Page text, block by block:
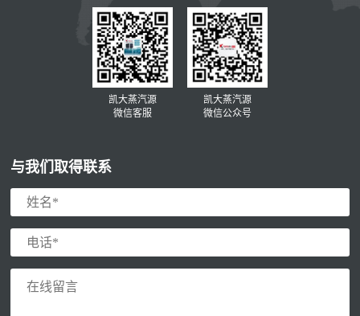
凯大蒸汽源
微信客服
凯大蒸汽源
微信公众号
与我们取得联系